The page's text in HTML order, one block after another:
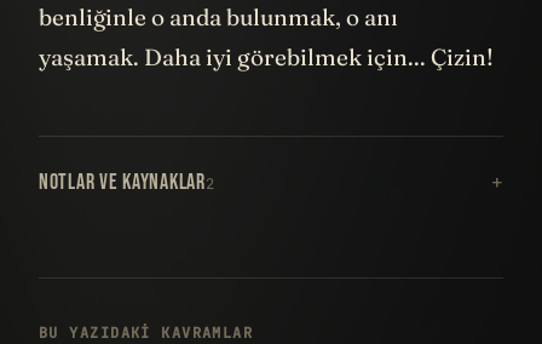
benliğinle o anda bulunmak, o anı
yaşamak. Daha iyi görebilmek için... Çizin!
NOTLAR VE KAYNAKLAR2
BU YAZIDAKI KAVRAMLAR